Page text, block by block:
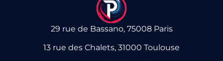
29 rue de Bassano, 75008 Paris
13 rue des Chalets, 31000 Toulouse